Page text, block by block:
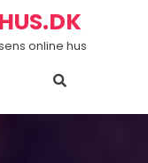
online hus